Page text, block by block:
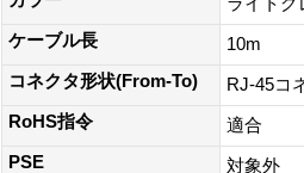
ケーブル長
10m
コネクタ形状(From-To)
RJ-45コ
RoHS指令
適合
PSE
対象外